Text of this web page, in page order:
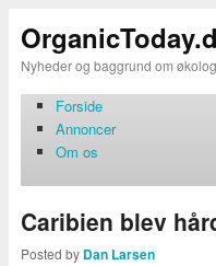
Nyheder og baggrund om
Forside
Annoncer
Om os
Caribien blev
Posted by Dan Larsen